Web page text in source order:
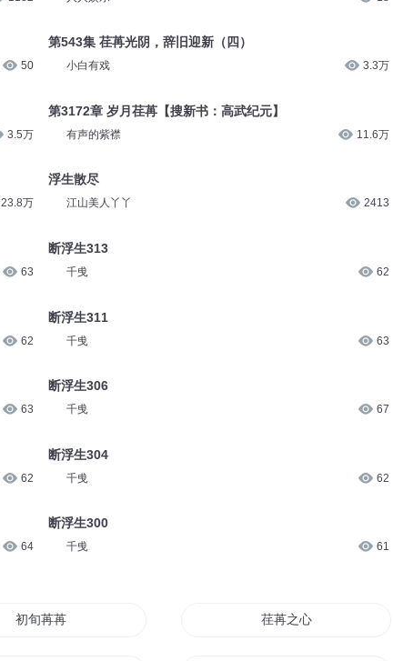
50
3.5万
23.8万
63
62
63
62
64
第543集 荏苒光阴，辞旧迎新（四）
小白有戏 3.3万
第3172章 岁月荏苒【搜新书：高武纪元】
有声的紫襟 11.6万
浮生散尽
江山美人丫丫 2413
断浮生313
千曵 62
断浮生311
千曵 63
断浮生306
千曵 67
断浮生304
千曵 62
断浮生300
千曵 61
初旬苒苒 荏苒之心